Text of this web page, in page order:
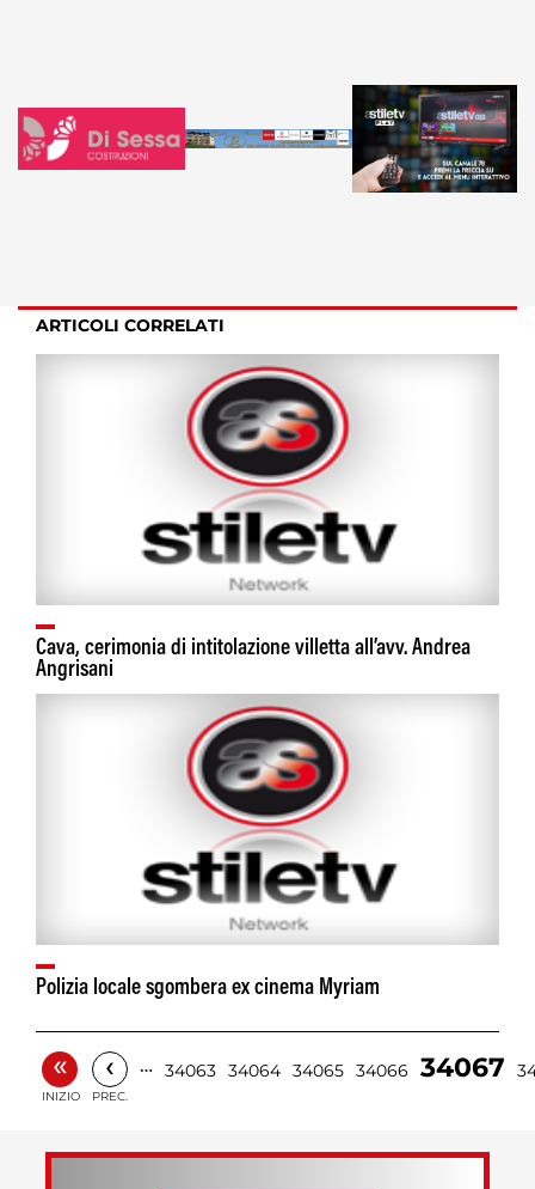
ARTICOLI CORRELATI
Cava, cerimonia di intitolazione villetta all’avv. Andrea
Angrisani
Polizia locale sgombera ex cinema Myriam
«
INIZIO
‹
PREC.
… 34063 34064 34065 34066 34067